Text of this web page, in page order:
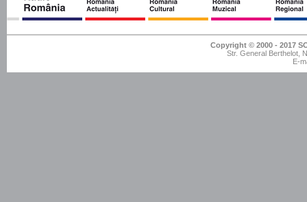
Copyright © 2000 - 2017
Str. General Berthelot,
E-